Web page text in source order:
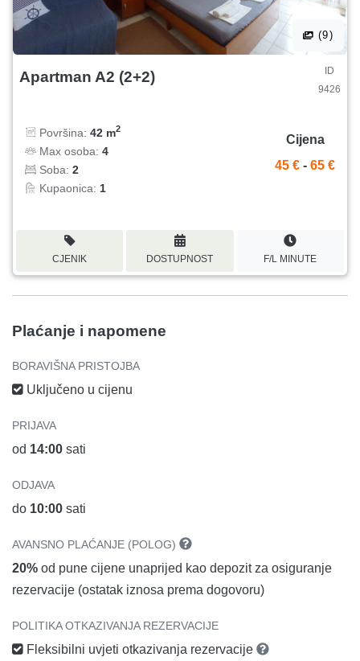
(9)
Apartman A2 (2+2)
ID
9426
Površina: 42 m2
Max osoba: 4
Soba: 2
Kupaonica: 1
Cijena
45 € - 65 €
CJENIK DOSTUPNOST F/L MINUTE
Plaćanje i napomene
BORAVIŠNA PRISTOJBA
Uključeno u cijenu
PRIJAVA
od 14:00 sati
ODJAVA
do 10:00 sati
AVANSNO PLAĆANJE (POLOG)
20% od pune cijene unaprijed kao depozit za osiguranje
rezervacije (ostatak iznosa prema dogovoru)
POLITIKA OTKAZIVANJA REZERVACIJE
Fleksibilni uvjeti otkazivanja rezervacije